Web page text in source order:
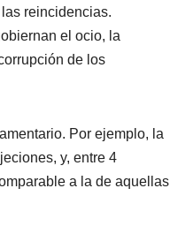
reincidencias.
el ocio, la
de los
Por ejemplo, la
y, entre 4
a la de aquellas